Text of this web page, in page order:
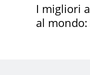
I migliori
al